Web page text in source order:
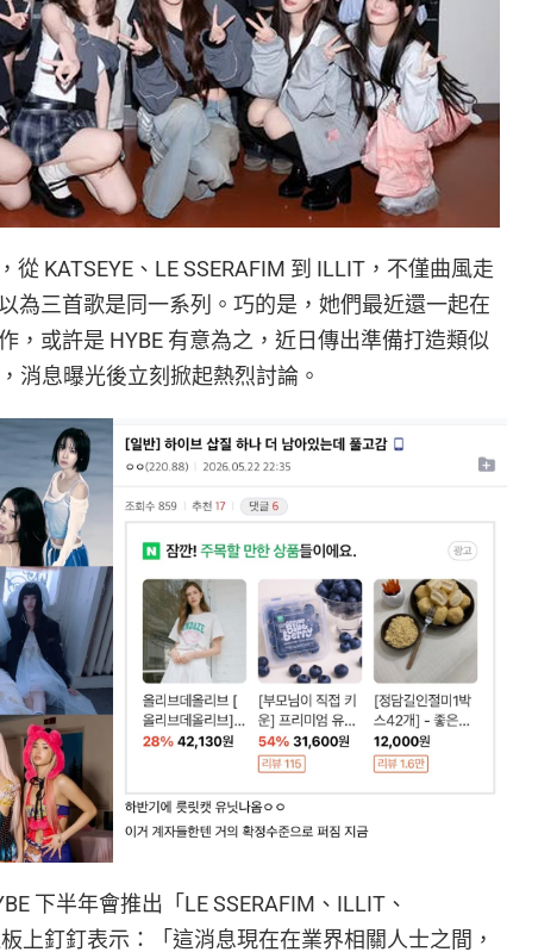
從 KATSEYE、LE SSERAFIM 到 ILLIT，不僅曲風走
為三首歌是同一系列。巧的是，她們最近還一起在
，或許是 HYBE 有意為之，近日傳出準備打造類似
消息曝光後立刻掀起熱烈討論。
下半年會推出「LE SSERAFIM、ILLIT、
上釘釘表示：「這消息現在在業界相關人士之間，